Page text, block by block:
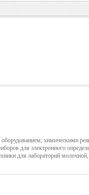
химическими
для электронного
для лабораторий